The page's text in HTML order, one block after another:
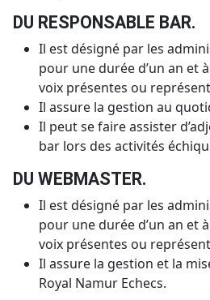
DU RESPONSABLE BAR.
Il est désigné par les
pour une durée d’un an et
voix présentes ou
Il assure la gestion au
Il peut se faire assister
bar lors des activités
DU WEBMASTER.
Il est désigné par les
pour une durée d’un an et
voix présentes ou
Il assure la gestion et la
Royal Namur Echecs.